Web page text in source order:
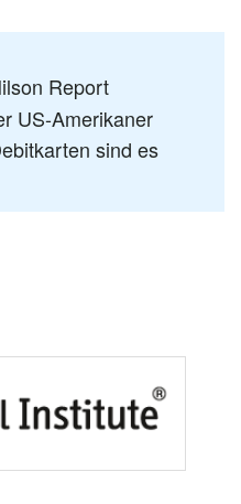
Report
US-Amerikaner
sind es